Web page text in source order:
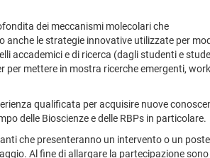
dei meccanismi molecolari che
le strategie innovative utilizzate per
accademici e di ricerca (dagli studenti e
mettere in mostra ricerche emergenti,
qualificata per acquisire nuove
delle Bioscienze e delle RBPs in particolare.
che presenteranno un intervento o un
Al fine di allargare la partecipazione